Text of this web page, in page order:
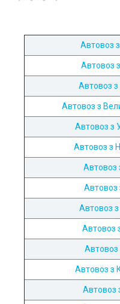
Автовоз з
Автовоз з
Автовоз з
Автовоз з
Автовоз з
Автовоз з
Автовоз
Автовоз
Автовоз з
Автовоз з
Автовоз
Автовоз з
Автовоз